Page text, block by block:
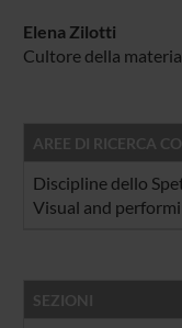
Elena Zilotti
Cultore della materia
AREE DI RICERCA
Discipline dello
Visual and
SEZIONI